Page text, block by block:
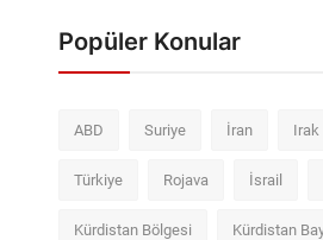
Popüler Konular
ABD Suriye İran Irak
Türkiye Rojava İsrail
Kürdistan Bölgesi Kürdistan